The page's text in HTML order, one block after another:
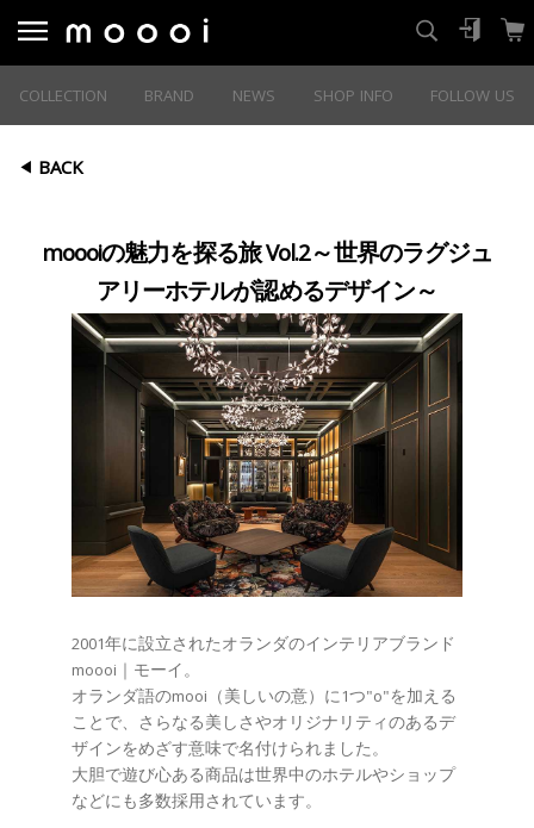
COLLECTION BRAND NEWS SHOP INFO FOLLOW US
BACK
moooiの魅力を探る旅 Vol.2～世界のラグジュ
アリーホテルが認めるデザイン～
2001年に設立されたオランダのインテリアブランド
moooi｜モーイ。
オランダ語のmooi（美しいの意）に1つ"o"を加える
ことで、さらなる美しさやオリジナリティのあるデ
ザインをめざす意味で名付けられました。
大胆で遊び心ある商品は世界中のホテルやショップ
などにも多数採用されています。